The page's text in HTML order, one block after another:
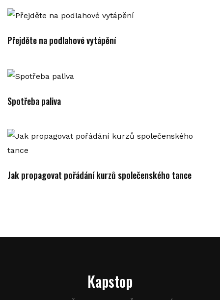
Přejděte na podlahové vytápění
Spotřeba paliva
Jak propagovat pořádání kurzů společenského tance
Kapstop